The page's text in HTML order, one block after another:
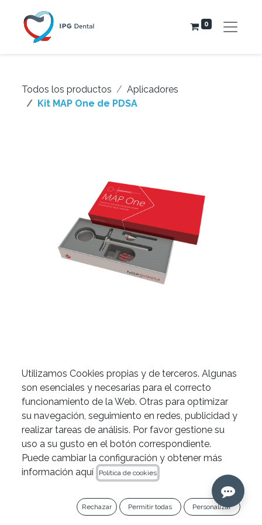
0
Todos los productos
Aplicadores
Kit MAP One de PDSA
Kit MAP One de PDSA
319,31€
Ref. 20296
Añadir al carrito
Utilizamos Cookies propias y de terceros. Algunas
son esenciales y necesarias para el correcto
funcionamiento de la Web. Otras para optimizar
su navegación, seguimiento en redes, publicidad y
realizar tareas de análisis. Por favor gestione su
uso a su gusto en el botón correspondiente.
Puede cambiar la configuración y obtener más
información aquí
Política de cookies
Rechazar Permitir todas Personalizar